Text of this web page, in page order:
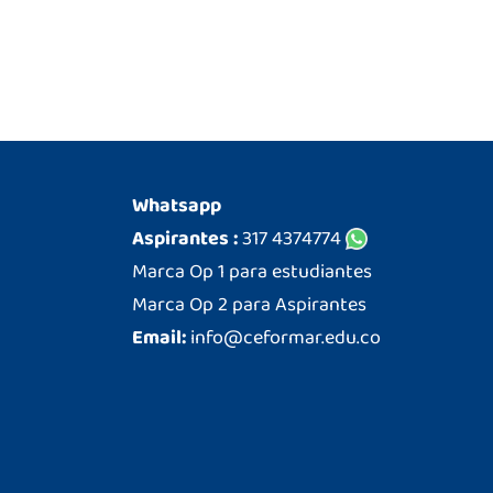
Whatsapp
Aspirantes :317 4374774
Marca Op 1 para estudiantes
Marca Op 2 para Aspirantes
Email:info@ceformar.edu.co